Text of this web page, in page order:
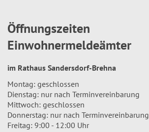
Öffnungszeiten
Einwohnermeldeämter
im Rathaus Sandersdorf-Brehna
Montag: geschlossen
Dienstag: nur nach Terminvereinbarung
Mittwoch: geschlossen
Donnerstag: nur nach Terminvereinbarung
Freitag: 9:00 - 12:00 Uhr